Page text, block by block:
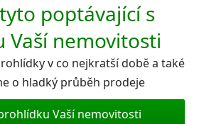
poptávající s
Vaší nemovitosti
v co nejkratší době a také
o hladký průběh prodeje
Vaší nemovitosti